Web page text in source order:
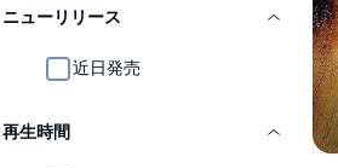
ニューリリース
近日発売
再生時間